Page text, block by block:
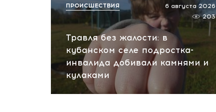
Травля без жалости: в
кубанском селе подростка-
инвалида добивали камнями и
кулаками
6 августа 2026
203
ПРОИСШЕСТВИЯ